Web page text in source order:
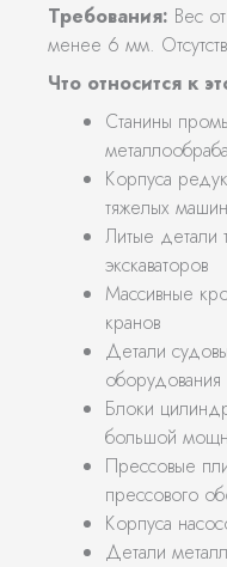
Требования: Вес
менее 6 мм.
Что относится к
Станины
Корпуса
тяжелых машин
Литые детали
экскаваторов
Массивные
кранов
Детали
оборудования
Блоки
большой
Прессовые
прессового
Корпуса
Детали